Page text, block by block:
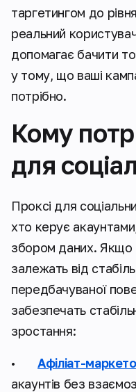
таргетингом до
реальний
допомагає бачити
у тому, що ваші
потрібно.
Кому
для
Проксі для
хто керує
збором даних. Якщо
залежать від
передбачуваної
забезпечать
зростання:
•Афіліат-
акаунтів без